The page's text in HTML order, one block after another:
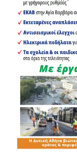
19
6
5
4
κατά την
1
1
1 παράβαση
25 λοιπές